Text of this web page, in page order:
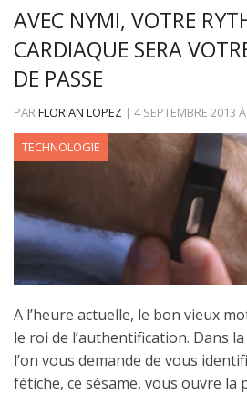
AVEC NYMI, VOTRE
CARDIAQUE SERA
DE PASSE
PAR FLORIAN LOPEZ | 4 SEPTEMBRE 2013 À
TECHNOLOGIE
A l’heure actuelle, le bon vieux
le roi de l’authentification. Dans
l’on vous demande de vous
fétiche, ce sésame, vous ouvre la